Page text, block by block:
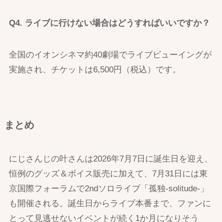
Q4. ライブに行けない場合はどうすればいいですか？
全国のイオンシネマ約40劇場でライブビューイングが
実施され、チケットは6,500円（税込）です。
まとめ
にじさんじの叶さんは2026年7月7日に誕生日を迎え、
恒例のグッズ＆ボイス販売に加えて、7月31日には東
京国際フォーラムで2ndソロライブ「孤独-solitude-」
も開催される。誕生日からライブ本番まで、ファンに
とって見逃せないイベントが続く1か月になりそう